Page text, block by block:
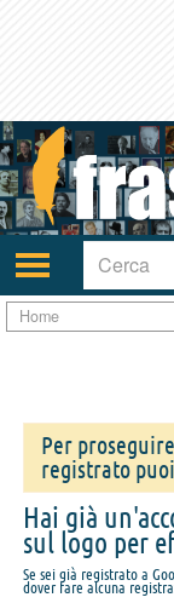
Attiva/disattiva
navigazione
Home
Per
registrato
Hai già
sul logo per
Se sei già registrato a
dover fare alcuna